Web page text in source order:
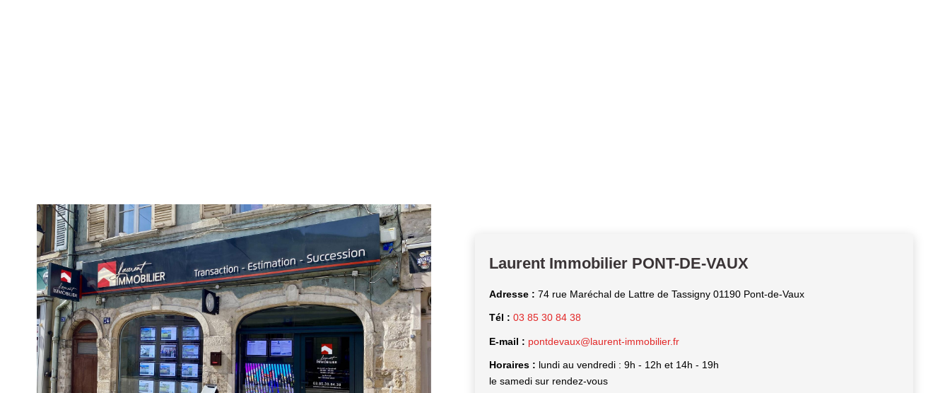
Laurent Immobilier PONT-DE-VAUX
Adresse : 74 rue Maréchal de Lattre de Tassigny 01190 Pont-de-Vaux
Tél : 03 85 30 84 38
E-mail : pontdevaux@laurent-immobilier.fr
Horaires : lundi au vendredi : 9h - 12h et 14h - 19h
le samedi sur rendez-vous